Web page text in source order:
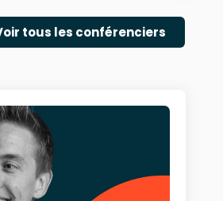
tous les conférenciers